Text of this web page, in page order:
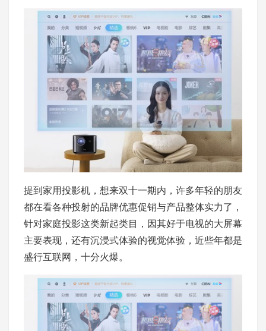
提到家用投影机，想来双十一期内，许多年轻的朋友
都在看各种投射的品牌优惠促销与产品整体实力了，
针对家庭投影这类新起类目，因其好于电视的大屏幕
主要表现，还有沉浸式体验的视觉体验，近些年都是
盛行互联网，十分火爆。